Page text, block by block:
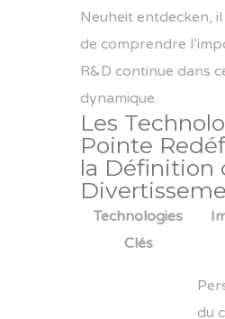
Neuheit entdecken,
de comprendre
R&D continue dans
dynamique.
Les
Pointe
la Définition
Technologies
Clés
du